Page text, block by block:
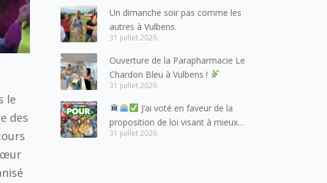
le
des
salutations à nos voisins et amis
suisses, et plus particulièrement
aux habitants du bassin genevois
lesquels la Haute-Savoie
entretient des liens étroits et
quotidiens.
Un dimanche soir pas comme les
autres à Vulbens.
31 juillet 2026
Ouverture de la Parapharmacie Le
Chardon Bleu à Vulbens !
31 juillet 2026
J’ai voté en faveur de la
proposition de loi visant à mieux
protéger les mineurs des risques
31 juillet 2026